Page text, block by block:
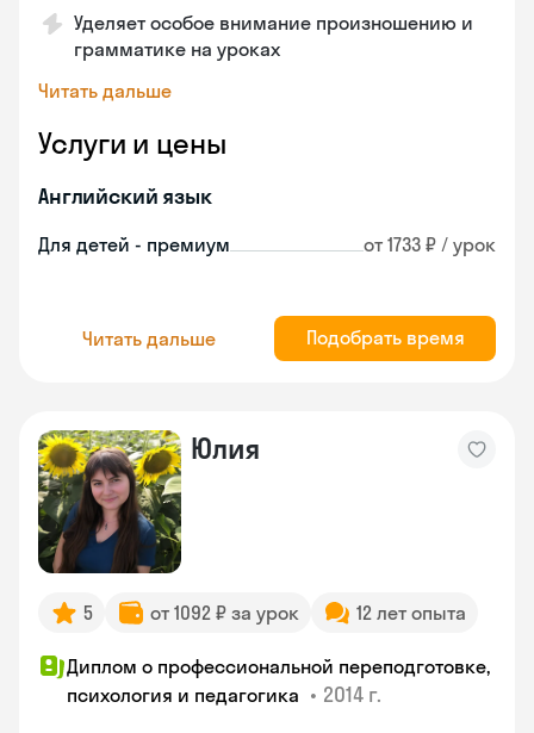
Уделяет особое внимание произношению и
грамматике на уроках
Читать дальше
Услуги и цены
Английский язык
Для детей - премиум от 1733 ₽ / урок
Читать дальше Подобрать время
Юлия
5 от 1092 ₽ за урок 12 лет опыта
Диплом о профессиональной переподготовке,
психология и педагогика • 2014 г.